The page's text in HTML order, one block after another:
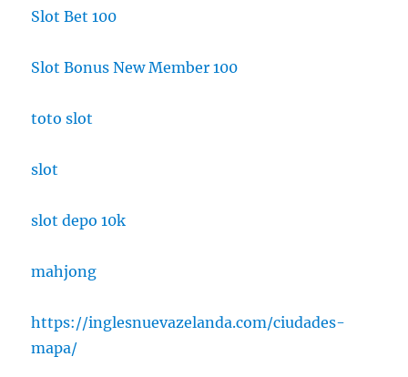
Slot Bet 100
Slot Bonus New Member 100
toto slot
slot
slot depo 10k
mahjong
https://inglesnuevazelanda.com/ciudades-
mapa/